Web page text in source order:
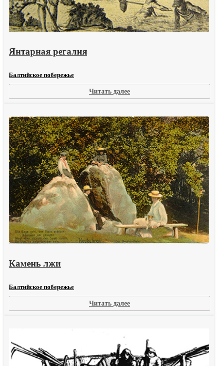
Янтарная регалия
Балтийское побережье
Читать далее:
Янтарная
Камень лжи
Балтийское побережье
Читать далее:
Камень